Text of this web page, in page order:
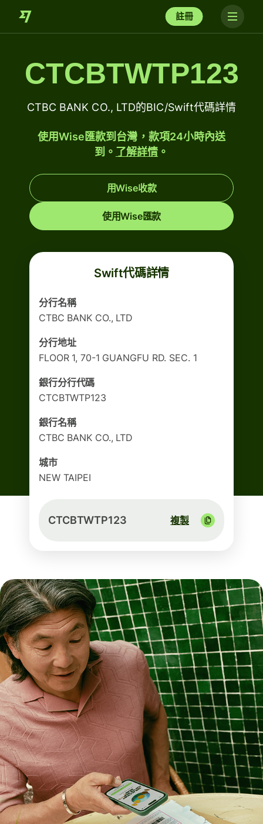
註冊
CTCBTWTP123
CTBC BANK CO., LTD的BIC/Swift代碼詳情
使用Wise匯款到台灣，款項24小時內送
到。 了解詳情 。
用Wise收款
使用Wise匯款
Swift代碼詳情
分行名稱
CTBC BANK CO., LTD
分行地址
FLOOR 1, 70-1 GUANGFU RD. SEC. 1
銀行分行代碼
CTCBTWTP123
銀行名稱
CTBC BANK CO., LTD
城市
NEW TAIPEI
CTCBTWTP123 複製